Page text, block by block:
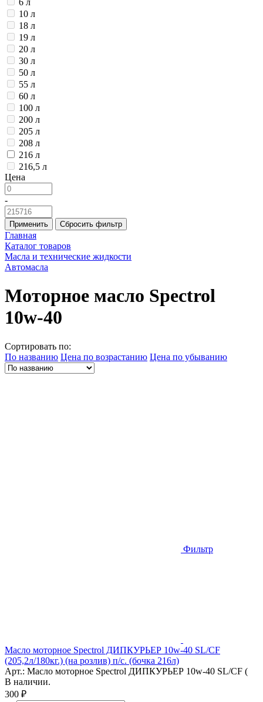
6 л
10 л
18 л
19 л
20 л
30 л
50 л
55 л
60 л
100 л
200 л
205 л
208 л
216 л
216,5 л
Цена
-
Применить Сбросить фильтр
Главная
Каталог товаров
Масла и технические жидкости
Автомасла
Моторное масло Spectrol
10w-40
Сортировать по:
По названию Цена по возрастанию Цена по убыванию
Фильтр
Масло моторное Spectrol ДИПКУРЬЕР 10w-40 SL/CF
(205,2л/180кг.) (на розлив) п/с. (бочка 216л)
Арт.: Масло моторное Spectrol ДИПКУРЬЕР 10w-40 SL/CF (
В наличии.
300 ₽